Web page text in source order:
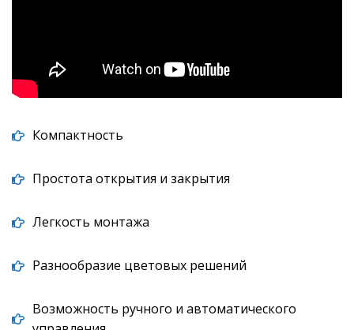
Компактность
Простота открытия и закрытия
Легкость монтажа
Разнообразие цветовых решений
Возможность ручного и автоматического